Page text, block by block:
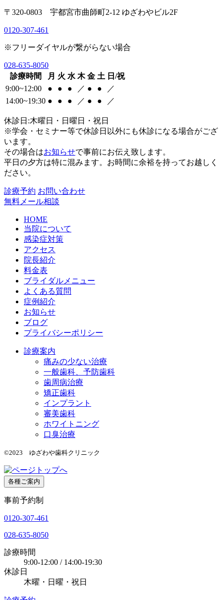
〒320-0803 宇都宮市曲師町2-12 ゆざわやビル2F
0120-307-461
※フリーダイヤルが繋がらない場合
028-635-8050
診療時間
月 火 水 木 金 土 日/祝
9:00~12:00
● ● ● ／ ● ●
／
14:00~19:30 ● ● ● ／ ● ● ／
休診日:木曜日・日曜日・祝日
※学会・セミナー等で休診日以外にも休診になる場合がござ
います。
その場合はお知らせで事前にお伝え致します。
平日の夕方は特に混みます。お時間に余裕を持ってお越しく
ださい。
診療予約 お問い合わせ
無料メール相談
HOME
当院について
感染症対策
アクセス
院長紹介
料金表
ブライダルメニュー
よくある質問
症例紹介
お知らせ
ブログ
プライバシーポリシー
診療案内
痛みの少ない治療
一般歯科、予防歯科
歯周病治療
矯正歯科
インプラント
審美歯科
ホワイトニング
口臭治療
©2023 ゆざわや歯科クリニック
各種ご案内
事前予約制
0120-307-461
028-635-8050
診療時間
9:00-12:00 / 14:00-19:30
休診日
木曜・日曜・祝日